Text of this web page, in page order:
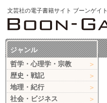
文芸社の電子書籍サイト ブーンゲイト
ジャンル
哲学・心理学・宗教
歴史・戦記
地理・紀行
社会・ビジネス